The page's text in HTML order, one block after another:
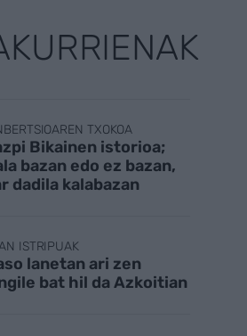
TXOKOA
Bikainen istorioa;
bazan edo ez bazan,
dadila kalabazan
ISTRIPUAK
lanetan ari zen
bat hil da Azkoitian